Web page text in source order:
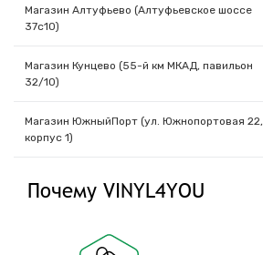
Магазин Алтуфьево (Алтуфьевское шоссе
37с10)
Магазин Кунцево (55-й км МКАД, павильон
32/10)
Магазин ЮжныйПорт (ул. Южнопортовая 22,
корпус 1)
Почему VINYL4YOU